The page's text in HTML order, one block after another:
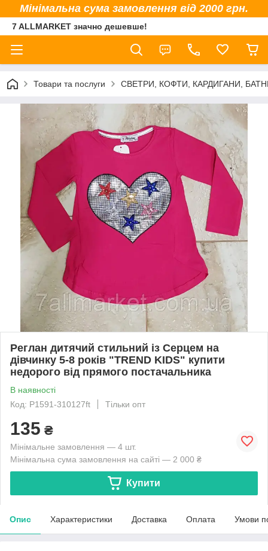
Мінімальна сума замовлення від 2000 грн.
7 ALLMARKET значно дешевше!
Товари та послуги СВЕТРИ, КОФТИ, КАРДИГАНИ,
Реглан дитячий стильний із Серцем на
дівчинку 5-8 років "TREND KIDS" купити
недорого від прямого постачальника
В наявності
Код: P1591-310127ft
Тільки опт
135 ₴
Мінімальне замовлення — 4 шт.
Мінімальна сума замовлення на сайті — 2 000 ₴
Купити
Опис Характеристики Доставка Оплата Умови